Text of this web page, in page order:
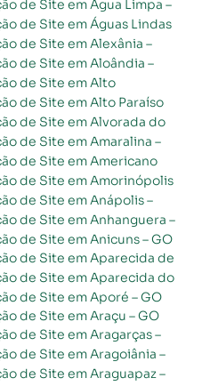
de Site em Anicuns – GO
de Site em Aporé – GO
de Site em Araçu – GO